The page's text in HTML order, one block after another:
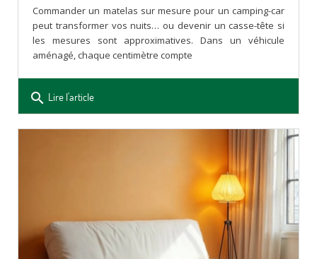
Commander un matelas sur mesure pour un camping-car
peut transformer vos nuits… ou devenir un casse-tête si
les mesures sont approximatives. Dans un véhicule
aménagé, chaque centimètre compte
search Lire l'article